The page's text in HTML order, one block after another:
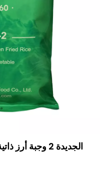
قائمة BDH الجديدة 2 وجبة أرز ذاتية التسخين جاهزة للأكل